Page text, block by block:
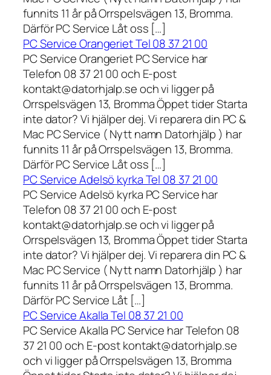
funnits 11 år på Orrspelsvägen 13, Bromma.
Därför PC Service Låt oss […]
PC Service Orangeriet Tel 08 37 21 00
PC Service Orangeriet PC Service har
Telefon 08 37 21 00 och E-post
kontakt@datorhjalp.se och vi ligger på
Orrspelsvägen 13, Bromma Öppet tider Starta
inte dator? Vi hjälper dej. Vi reparera din PC &
Mac PC Service ( Nytt namn Datorhjälp ) har
funnits 11 år på Orrspelsvägen 13, Bromma.
Därför PC Service Låt oss […]
PC Service Adelsö kyrka Tel 08 37 21 00
PC Service Adelsö kyrka PC Service har
Telefon 08 37 21 00 och E-post
kontakt@datorhjalp.se och vi ligger på
Orrspelsvägen 13, Bromma Öppet tider Starta
inte dator? Vi hjälper dej. Vi reparera din PC &
Mac PC Service ( Nytt namn Datorhjälp ) har
funnits 11 år på Orrspelsvägen 13, Bromma.
Därför PC Service Låt […]
PC Service Akalla Tel 08 37 21 00
PC Service Akalla PC Service har Telefon 08
37 21 00 och E-post kontakt@datorhjalp.se
och vi ligger på Orrspelsvägen 13, Bromma